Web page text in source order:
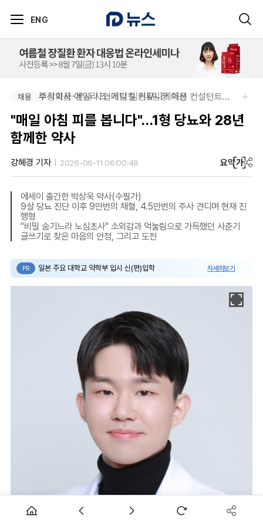
ENG
채용 부광약품-본사 사업개발 팀원&팀장 채용
채용 주식회사 에일리크-메디컬 커뮤니케이션 컨설턴트(Associate) / 메디컬라이터 채용
"매일 아침 피를 봅니다"…1형 당뇨와 28년
함께한 약사
강혜경 기자 2026-06-11 06:00:48 요약가
에세이 출간한 박상욱 약사(수필가)
9살 당뇨 진단 이후 9만번의 채혈, 4.5만번의 주사 견디며 현재 진
행형
"비밀 숨기느라 노심초사" 소외감과 억눌림으로 가득했던 사춘기
글쓰기로 찾은 마음의 안정, 그리고 도전
PR 일본 주요 대학교 약학부 입시 신(편)입학 자세히보기